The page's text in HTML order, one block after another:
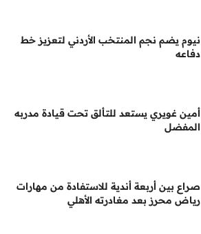
نيوم يضم نجم المنتخب الأردني لتعزيز خط
دفاعه
أمين غويري يستعد للتألق تحت قيادة مدربه
المفضل
صراع بين أربعة أندية للاستفادة من مهارات
رياض محرز بعد مغادرته الأهلي